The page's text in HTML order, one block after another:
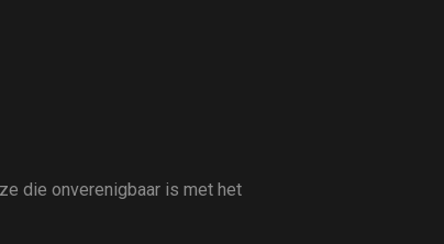
die onverenigbaar is met het